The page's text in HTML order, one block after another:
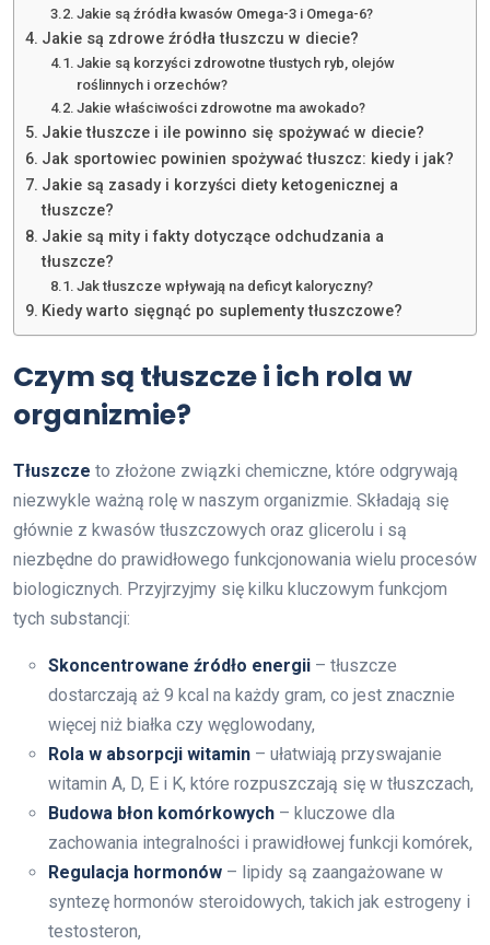
Jakie są źródła kwasów Omega-3 i Omega-6?
Jakie są zdrowe źródła tłuszczu w diecie?
Jakie są korzyści zdrowotne tłustych ryb, olejów
roślinnych i orzechów?
Jakie właściwości zdrowotne ma awokado?
Jakie tłuszcze i ile powinno się spożywać w diecie?
Jak sportowiec powinien spożywać tłuszcz: kiedy i jak?
Jakie są zasady i korzyści diety ketogenicznej a
tłuszcze?
Jakie są mity i fakty dotyczące odchudzania a
tłuszcze?
Jak tłuszcze wpływają na deficyt kaloryczny?
Kiedy warto sięgnąć po suplementy tłuszczowe?
Czym są tłuszcze i ich rola w
organizmie?
Tłuszcze to złożone związki chemiczne, które odgrywają
niezwykle ważną rolę w naszym organizmie. Składają się
głównie z kwasów tłuszczowych oraz glicerolu i są
niezbędne do prawidłowego funkcjonowania wielu procesów
biologicznych. Przyjrzyjmy się kilku kluczowym funkcjom
tych substancji:
Skoncentrowane źródło energii – tłuszcze
dostarczają aż 9 kcal na każdy gram, co jest znacznie
więcej niż białka czy węglowodany,
Rola w absorpcji witamin – ułatwiają przyswajanie
witamin A, D, E i K, które rozpuszczają się w tłuszczach,
Budowa błon komórkowych – kluczowe dla
zachowania integralności i prawidłowej funkcji komórek,
Regulacja hormonów – lipidy są zaangażowane w
syntezę hormonów steroidowych, takich jak estrogeny i
testosteron,